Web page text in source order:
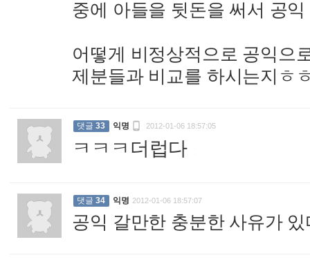
중에 아들을 뒷돈을 써서 공
어떻게 비정상적으로 공익으
제분들과 비교를 하시는지ㅎ
댓글 33 익명  2012-01-06 18:57:05
ㅋㅋㅋ더럽다
댓글 34 익명 2012-01-06 18:57:07
공익 갈만한 충분한 사유가